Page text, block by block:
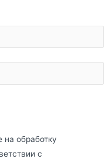
обработку
с